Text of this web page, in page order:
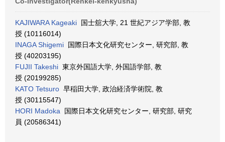
KAJIWARA Kageaki 国士舘大学, 21 世紀アジア学部, 教
授 (10116014)
INAGA Shigemi 国際日本文化研究センター, 研究部, 教
授 (40203195)
FUJII Takeshi 東京外国語大学, 外国語学部, 教
授 (20199285)
KATO Tetsuro 早稲田大学, 政治経済学術院, 教
授 (30115547)
HORI Madoka 国際日本文化研究センター, 研究部, 研究
員 (20586341)